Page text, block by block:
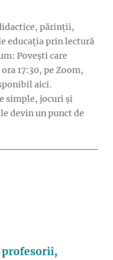
părinții,
educația prin lectură
Povești care
17:30, pe Zoom,
aici.
simple, jocuri și
devin un punct de
profesorii,